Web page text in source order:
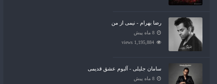
رضا بهرام - نیمی از من
8 ماه پیش
1,195,884 views
سامان جلیلی - آلبوم عشق قدیمی
8 ماه پیش